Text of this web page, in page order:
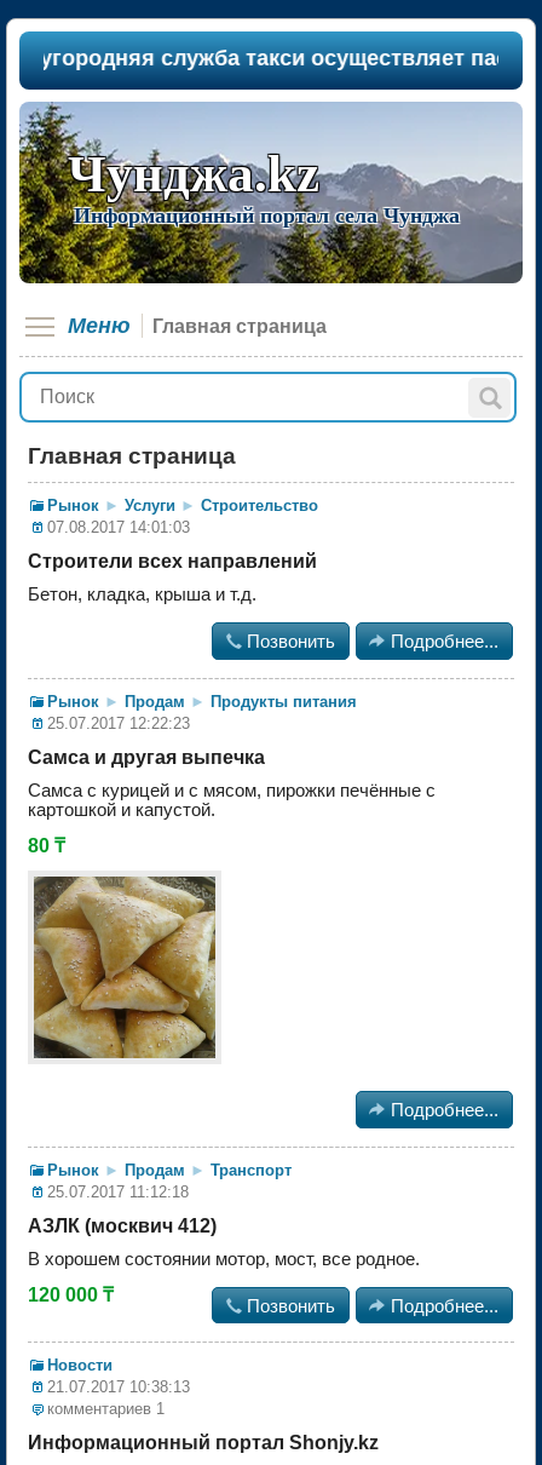
служба такси осуществляет
Чунджа.kz
Информационный портал села Чунджа
Меню Главная страница
Главная страница
Рынок ► Услуги ► Строительство
07.08.2017 14:01:03
Строители всех направлений
Бетон, кладка, крыша и т.д.
 Позвонить  Подробнее...
Рынок ► Продам ► Продукты питания
25.07.2017 12:22:23
Самса и другая выпечка
Самса с курицей и с мясом, пирожки печённые с
картошкой и капустой.
80 ₸
 Подробнее...
Рынок ► Продам ► Транспорт
25.07.2017 11:12:18
АЗЛК (москвич 412)
В хорошем состоянии мотор, мост, все родное.
120 000 ₸
 Позвонить  Подробнее...
Новости
21.07.2017 10:38:13
комментариев 1
Информационный портал Shonjy.kz